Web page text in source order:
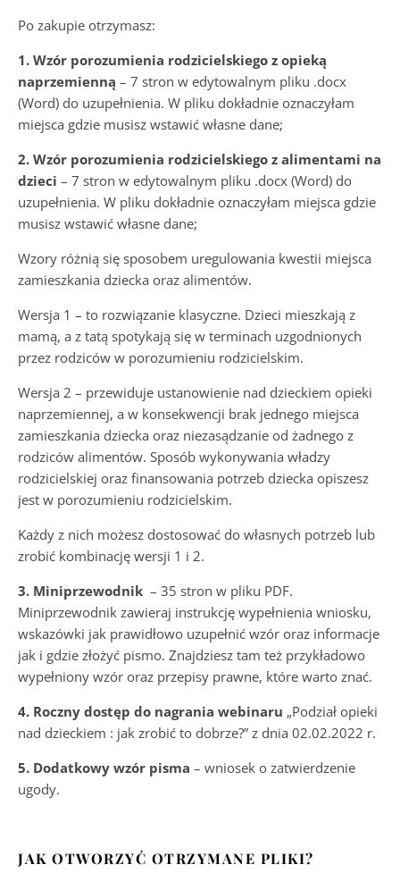
Po zakupie otrzymasz:
1. Wzór porozumienia rodzicielskiego z opieką
naprzemienną – 7 stron w edytowalnym pliku .docx
(Word) do uzupełnienia. W pliku dokładnie oznaczyłam
miejsca gdzie musisz wstawić własne dane;
2. Wzór porozumienia rodzicielskiego z alimentami na
dzieci – 7 stron w edytowalnym pliku .docx (Word) do
uzupełnienia. W pliku dokładnie oznaczyłam miejsca gdzie
musisz wstawić własne dane;
Wzory różnią się sposobem uregulowania kwestii miejsca
zamieszkania dziecka oraz alimentów.
Wersja 1 – to rozwiązanie klasyczne. Dzieci mieszkają z
mamą, a z tatą spotykają się w terminach uzgodnionych
przez rodziców w porozumieniu rodzicielskim.
Wersja 2 – przewiduje ustanowienie nad dzieckiem opieki
naprzemiennej, a w konsekwencji brak jednego miejsca
zamieszkania dziecka oraz niezasądzanie od żadnego z
rodziców alimentów. Sposób wykonywania władzy
rodzicielskiej oraz finansowania potrzeb dziecka opiszesz
jest w porozumieniu rodzicielskim.
Każdy z nich możesz dostosować do własnych potrzeb lub
zrobić kombinację wersji 1 i 2.
3. Miniprzewodnik – 35 stron w pliku PDF.
Miniprzewodnik zawieraj instrukcję wypełnienia wniosku,
wskazówki jak prawidłowo uzupełnić wzór oraz informacje
jak i gdzie złożyć pismo. Znajdziesz tam też przykładowo
wypełniony wzór oraz przepisy prawne, które warto znać.
4. Roczny dostęp do nagrania webinaru „Podział opieki
nad dzieckiem : jak zrobić to dobrze?” z dnia 02.02.2022 r.
5. Dodatkowy wzór pisma – wniosek o zatwierdzenie
ugody.
JAK OTWORZYĆ OTRZYMANE PLIKI?